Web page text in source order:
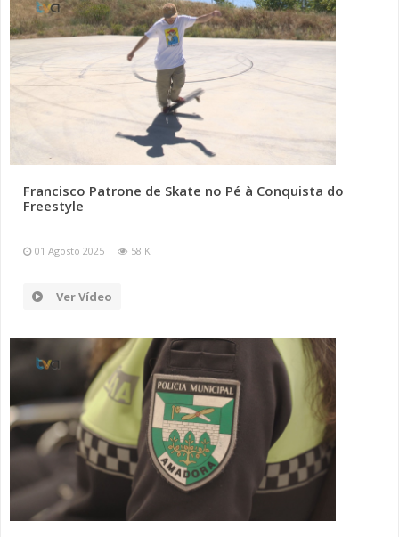
Francisco Patrone de Skate no Pé à Conquista do
Freestyle
01 Agosto 2025 58 K
Ver Vídeo